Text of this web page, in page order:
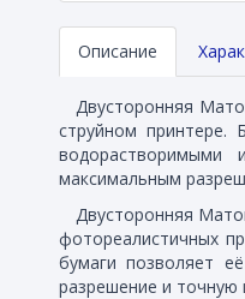
Описание
Двусторонняя
струйном принтере.
максимальным
Двусторонняя
фотореалистичных
бумаги позволяет
разрешение и точную